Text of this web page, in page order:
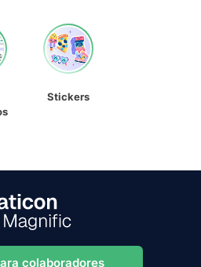
Stickers
colaboradores